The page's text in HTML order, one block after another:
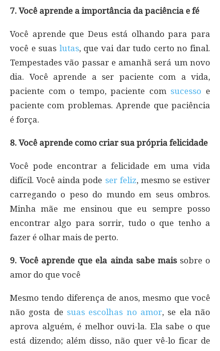
7. Você aprende a importância da paciência e fé
Você aprende que Deus está olhando para para
você e suas lutas, que vai dar tudo certo no final.
Tempestades vão passar e amanhã será um novo
dia. Você aprende a ser paciente com a vida,
paciente com o tempo, paciente com sucesso e
paciente com problemas. Aprende que paciência
é força.
8. Você aprende como criar sua própria felicidade
Você pode encontrar a felicidade em uma vida
difícil. Você ainda pode ser feliz, mesmo se estiver
carregando o peso do mundo em seus ombros.
Minha mãe me ensinou que eu sempre posso
encontrar algo para sorrir, tudo o que tenho a
fazer é olhar mais de perto.
9. Você aprende que ela ainda sabe maissobre o
amor do que você
Mesmo tendo diferença de anos, mesmo que você
não gosta de suas escolhas no amor, se ela não
aprova alguém, é melhor ouvi-la. Ela sabe o que
está dizendo; além disso, não quer vê-lo ficar de